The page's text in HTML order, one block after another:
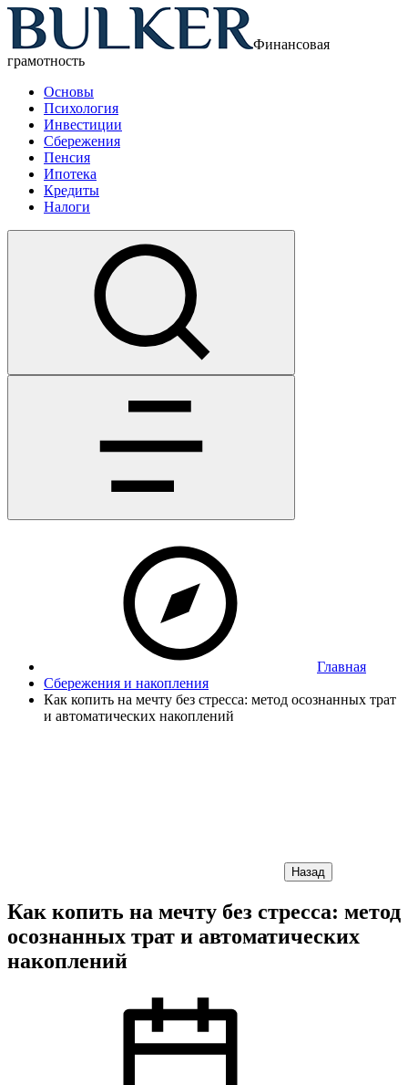
Финансовая
грамотность
Основы
Психология
Инвестиции
Сбережения
Пенсия
Ипотека
Кредиты
Налоги
Главная
Сбережения и накопления
Как копить на мечту без стресса: метод осознанных трат
и автоматических накоплений
Назад
Как копить на мечту без стресса: метод
осознанных трат и автоматических
накоплений